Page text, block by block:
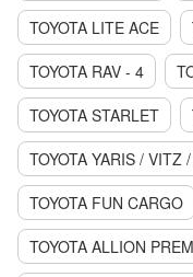
TOYOTA LITE ACE
TOYOTA RAV - 4
TOYOTA STARLET
TOYOTA YARIS / VITZ
TOYOTA FUN CARGO
TOYOTA ALLION